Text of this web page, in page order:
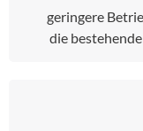
geringere
die